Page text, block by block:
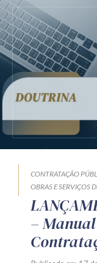
CONTRATAÇÃO
OBRAS E SERVIÇOS
–